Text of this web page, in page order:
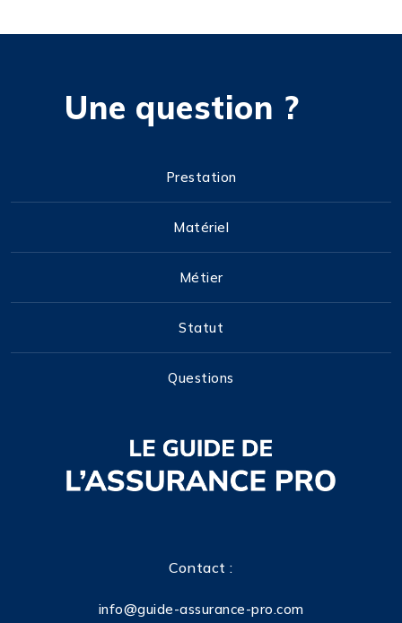
Une question ?
Prestation
Matériel
Métier
Statut
Questions
Contact :
info@guide-assurance-pro.com